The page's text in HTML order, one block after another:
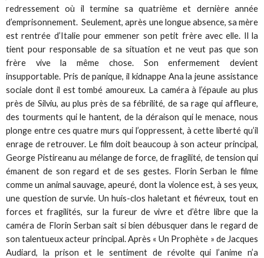
redressement où il termine sa quatrième et dernière année
d’emprisonnement. Seulement, après une longue absence, sa mère
est rentrée d’Italie pour emmener son petit frère avec elle. Il la
tient pour responsable de sa situation et ne veut pas que son
frère vive la même chose. Son enfermement devient
insupportable. Pris de panique, il kidnappe Ana la jeune assistance
sociale dont il est tombé amoureux. La caméra à l’épaule au plus
près de Silviu, au plus près de sa fébrilité, de sa rage qui affleure,
des tourments qui le hantent, de la déraison qui le menace, nous
plonge entre ces quatre murs qui l’oppressent, à cette liberté qu’il
enrage de retrouver. Le film doit beaucoup à son acteur principal,
George Pistireanu au mélange de force, de fragilité, de tension qui
émanent de son regard et de ses gestes. Florin Serban le filme
comme un animal sauvage, apeuré, dont la violence est, à ses yeux,
une question de survie. Un huis-clos haletant et fiévreux, tout en
forces et fragilités, sur la fureur de vivre et d’être libre que la
caméra de Florin Serban sait si bien débusquer dans le regard de
son talentueux acteur principal. Après « Un Prophète » de Jacques
Audiard, la prison et le sentiment de révolte qui l’anime n’a